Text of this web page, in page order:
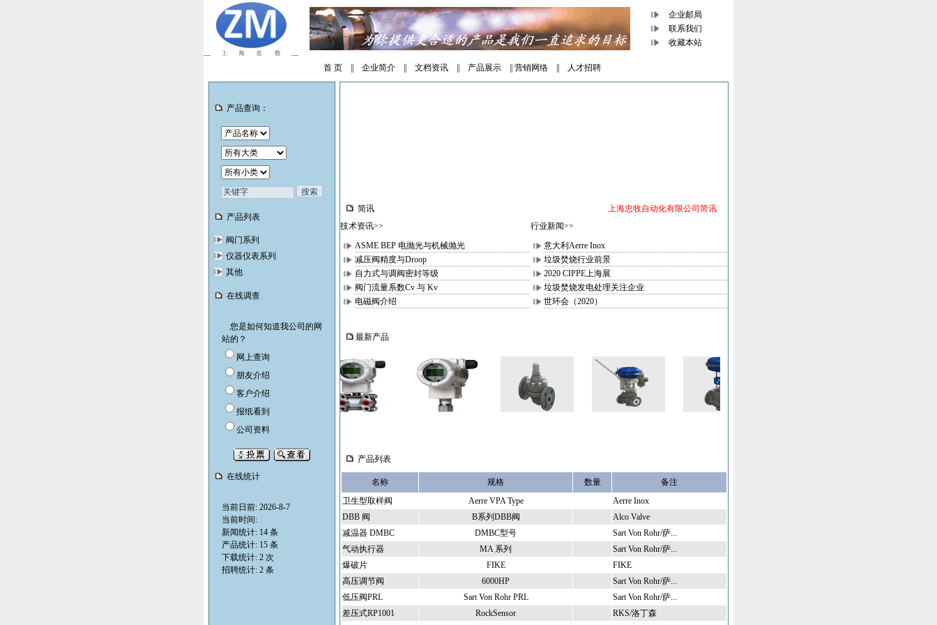
企业邮局
联系我们
收藏本站
首 页|| 企业简介|| 文档资讯|| 产品展示|| 营销网络|| 人才招聘
产品查询：
产品列表
阀门系列
仪器仪表系列
其他
在线调查
您是如何知道我公司的网
站的？
网上查询
朋友介绍
客户介绍
报纸看到
公司资料
在线统计
当前日前: 2026-8-7
当前时间:
新闻统计: 14 条
产品统计: 15 条
下载统计: 2 次
招聘统计: 2 条
简讯
上海忠牧自动化有限公司简讯
技术资讯>>
行业新闻>>
ASME BEP 电抛光与机械抛光
减压阀精度与Droop
自力式与调阀密封等级
阀门流量系数Cv 与 Kv
电磁阀介绍
意大利Aerre Inox
垃圾焚烧行业前景
2020 CIPPE上海展
垃圾焚烧发电处理关注企业
世环会（2020）
最新产品
产品列表
名称 规格 数量
备注
卫生型取样阀
Aerre VPA Type
Aerre Inox
DBB 阀
B系列DBB阀
Alco Valve
减温器 DMBC
DMBC型号
Sart Von Rohr/萨...
气动执行器
MA 系列
Sart Von Rohr/萨...
爆破片
FIKE
FIKE
高压调节阀
6000HP
Sart Von Rohr/萨...
低压阀PRL
Sart Von Rohr PRL
Sart Von Rohr/萨...
差压式RP1001
RockSensor
RKS/洛丁森